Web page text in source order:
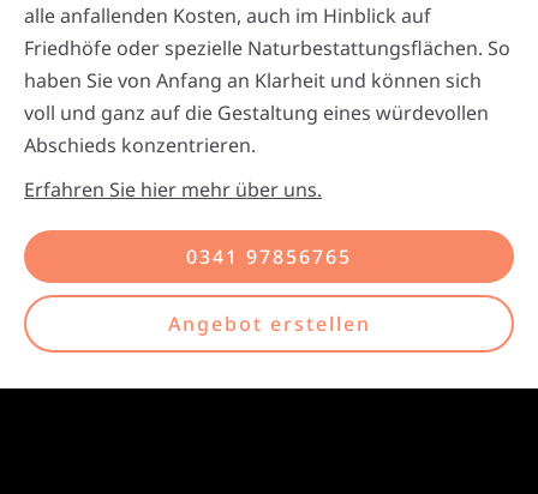
alle anfallenden Kosten, auch im Hinblick auf
Friedhöfe oder spezielle Naturbestattungsflächen. So
haben Sie von Anfang an Klarheit und können sich
voll und ganz auf die Gestaltung eines würdevollen
Abschieds konzentrieren.
Erfahren Sie hier mehr über uns.
0341 97856765
Angebot erstellen